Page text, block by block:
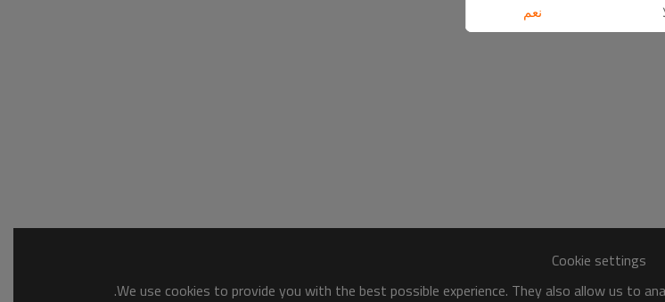
Cookie settings
We use cookies to provide you with the best possible experience. They also allow us to
نعم